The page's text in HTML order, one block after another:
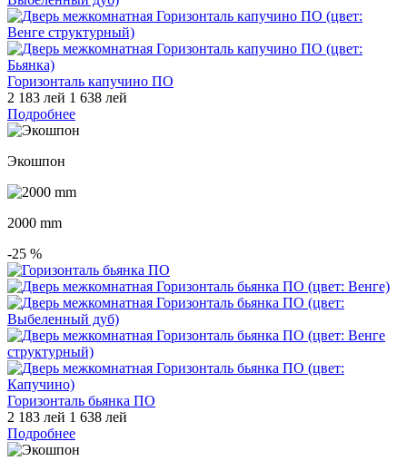
Горизонталь капучино ПО
2 183 лей 1 638 лей
Подробнее
Экошпон
2000 mm
-25 %
Горизонталь бьянка ПО
2 183 лей 1 638 лей
Подробнее